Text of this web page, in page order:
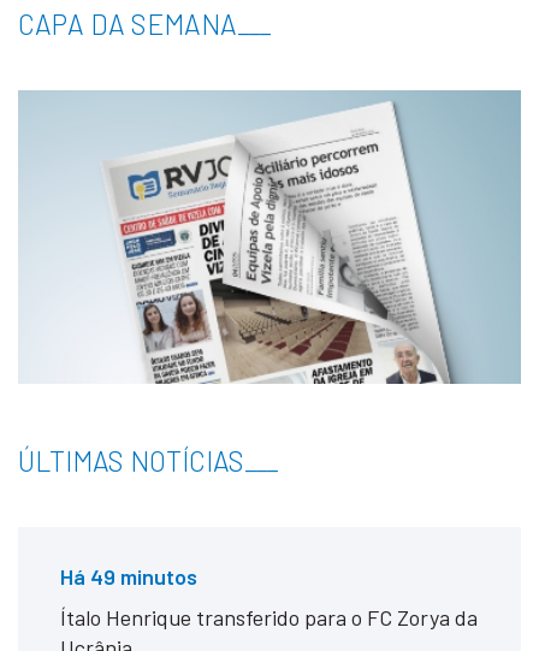
CAPA DA SEMANA
ÚLTIMAS NOTÍCIAS
Há 49 minutos
Ítalo Henrique transferido para o FC Zorya da